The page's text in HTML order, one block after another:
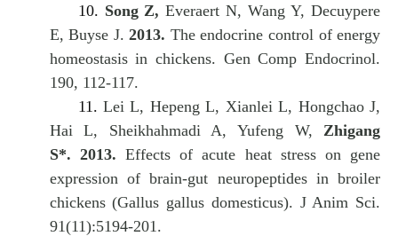
10. Song Z, Everaert N, Wang Y, Decuypere
E, Buyse J.2013. The endocrine control of energy
homeostasis in chickens. Gen Comp Endocrinol.
190, 112-117.
11.Lei L, Hepeng L, Xianlei L, Hongchao J,
Hai L, Sheikhahmadi A, Yufeng W,Zhigang
S*. 2013. Effects of acute heat stress on gene
expression of brain-gut neuropeptides in broiler
chickens (Gallus gallus domesticus). J Anim Sci.
91(11):5194-201.